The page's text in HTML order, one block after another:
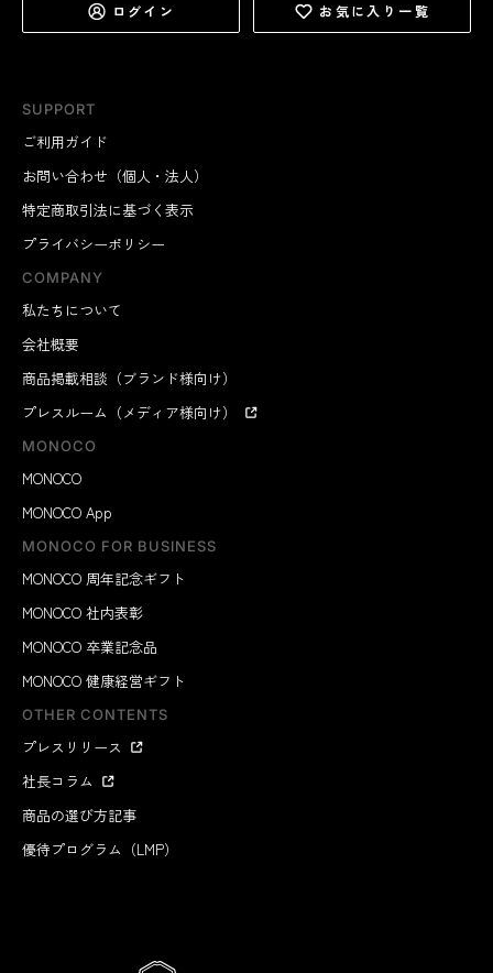
SUPPORT
ご利用ガイド
お問い合わせ（個人・法人）
特定商取引法に基づく表示
プライバシーポリシー
COMPANY
私たちについて
会社概要
商品掲載相談（ブランド様向け）
プレスルーム（メディア様向け）
MONOCO
MONOCO
MONOCO App
MONOCO FOR BUSINESS
MONOCO 周年記念ギフト
MONOCO 社内表彰
MONOCO 卒業記念品
MONOCO 健康経営ギフト
OTHER CONTENTS
プレスリリース
社長コラム
商品の選び方記事
優待プログラム（LMP）
ログイン お気に入り一覧